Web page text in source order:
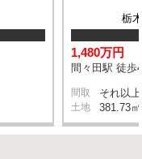
栃
1,480万円
間々田駅 徒歩
間取 それ以上
土地 381.73㎡